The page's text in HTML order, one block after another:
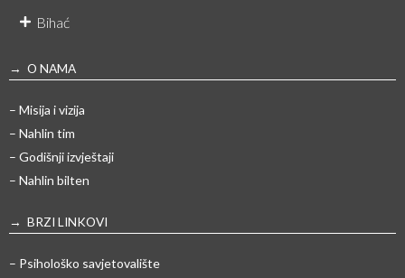
Bihać
→ O NAMA
– Misija i vizija
– Nahlin tim
– Godišnji izvještaji
– Nahlin bilten
→ BRZI LINKOVI
– Psihološko savjetovalište